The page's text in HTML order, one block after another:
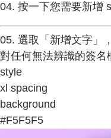
04. 按一下您需要新增
05. 選取「新增文字」
對任何無法辨識的簽名
style
xl spacing
background
#F5F5F5